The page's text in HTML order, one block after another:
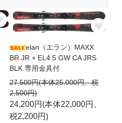
elan（エラン）MAXX
BR JR + EL4.5 GW CA JRS
BLK 専用金具付
27,500円(本体25,000円、税
2,500円)
24,200円(本体22,000円、
税2,200円)